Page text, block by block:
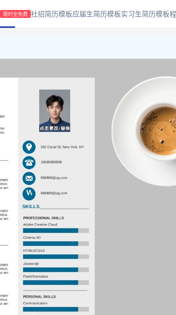
限时全免费 社招简历模板应届生简历模板实习生简历模板